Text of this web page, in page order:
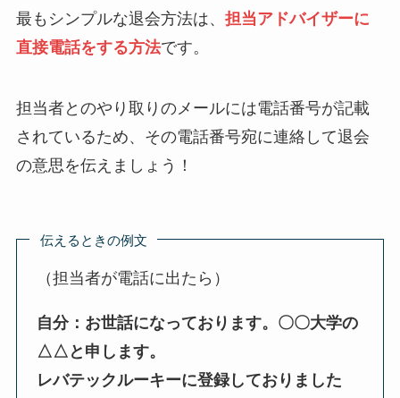
最もシンプルな退会方法は、 担当アドバイザーに
直接電話をする方法です。
担当者とのやり取りのメールには電話番号が記載
されているため、その電話番号宛に連絡して退会
の意思を伝えましょう！
伝えるときの例文
（担当者が電話に出たら）
自分：お世話になっております。〇〇大学の
△△と申します。
レバテックルーキーに登録しておりました